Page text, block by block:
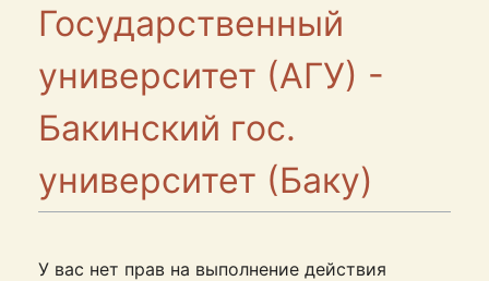
Государственный
университет (АГУ) -
Бакинский гос.
университет (Баку)
У вас нет прав на выполнение действия